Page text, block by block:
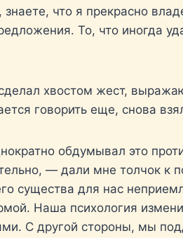
знаете, что я прекрасно
То, что иногда
хвостом жест,
говорить еще, снова
обдумывал это
— дали мне толчок к
существа для нас
Наша психология
С другой стороны, мы